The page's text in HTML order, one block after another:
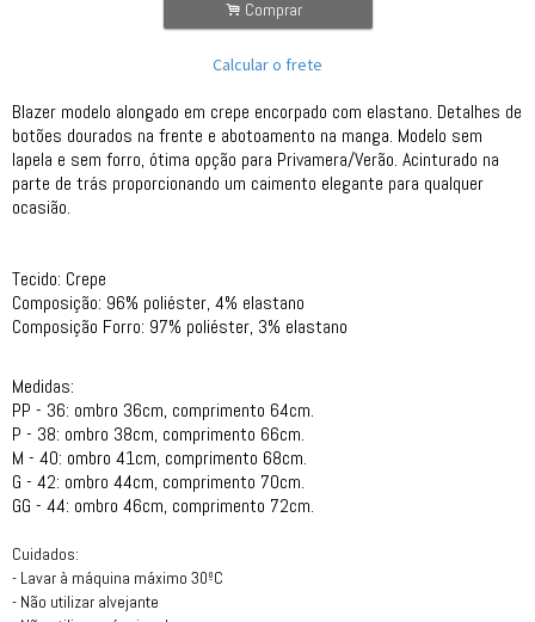
. Comprar
Calcular o frete
Blazer modelo alongado em crepe encorpado com elastano. Detalhes de
botões dourados na frente e abotoamento na manga. Modelo sem
lapela e sem forro, ótima opção para Privamera/Verão. Acinturado na
parte de trás proporcionando um caimento elegante para qualquer
ocasião.
Tecido: Crepe
Composição: 96% poliéster, 4% elastano
Composição Forro: 97% poliéster, 3% elastano
Medidas:
PP - 36: ombro 36cm, comprimento 64cm.
P - 38: ombro 38cm, comprimento 66cm.
M - 40: ombro 41cm, comprimento 68cm.
G - 42: ombro 44cm, comprimento 70cm.
GG - 44: ombro 46cm, comprimento 72cm.
Cuidados:
- Lavar à máquina máximo 30ºC
- Não utilizar alvejante